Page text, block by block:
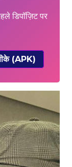
डिपॉज़िट पर
(APK)